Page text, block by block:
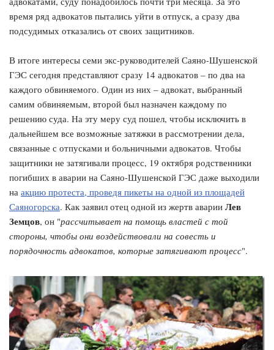
время ряд адвокатов пытались уйти в отпуск, а сразу два
подсудимых отказались от своих защитников.
В итоге интересы семи экс-руководителей Саяно-Шушенской
ГЭС сегодня представляют сразу 14 адвокатов – по два на
каждого обвиняемого. Один из них – адвокат, выбранный
самим обвиняемым, второй был назначен каждому по
решению суда. На эту меру суд пошел, чтобы исключить в
дальнейшем все возможные затяжки в рассмотрении дела,
связанные с отпусками и больничными адвокатов. Чтобы
защитники не затягивали процесс, 19 октября родственники
погибших в аварии на Саяно-Шушенской ГЭС даже выходили
на акцию протеста, проведя пикеты на одной из площадей
Саяногорска. Как заявил отец одной из жертв аварии Лев
Земцов, он "рассчитывает на помощь властей с той
стороны, чтобы они воздействовали на совесть и
порядочность адвокатов, которые затягивают процесс".